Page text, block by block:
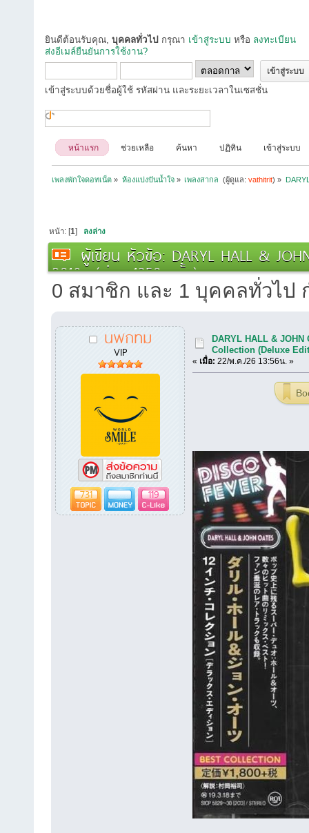
ยินดีต้อนรับคุณ, บุคคลทั่วไป กรุณา เข้าสู่ระบบ หรือ ลงทะเบียน
ส่งอีเมล์ยืนยันการใช้งาน?
เข้าสู่ระบบด้วยชื่อผู้ใช้ รหัสผ่าน และระยะเวลาในเซสชั่น
หน้าแรก ช่วยเหลือ ค้นหา ปฏิทิน เข้าสู่ระบบ
เพลงพักใจดอทเน็ต » ห้องแบ่งปันน้ำใจ» เพลงสากล (ผู้ดูแล:vathitrit) »
หน้า: [1] ลงล่าง
ผู้เขียน หัวข้อ: DARYL HALL &
2018 (อ่าน 1350 ครั้ง)
0 สมาชิก และ 1 บุคคลทั่วไป
นพกทม
VIP
731 119
DARYL HALL & JOHN
Collection (Deluxe
« เมื่อ: 22/พ.ค./26 13:56น. »